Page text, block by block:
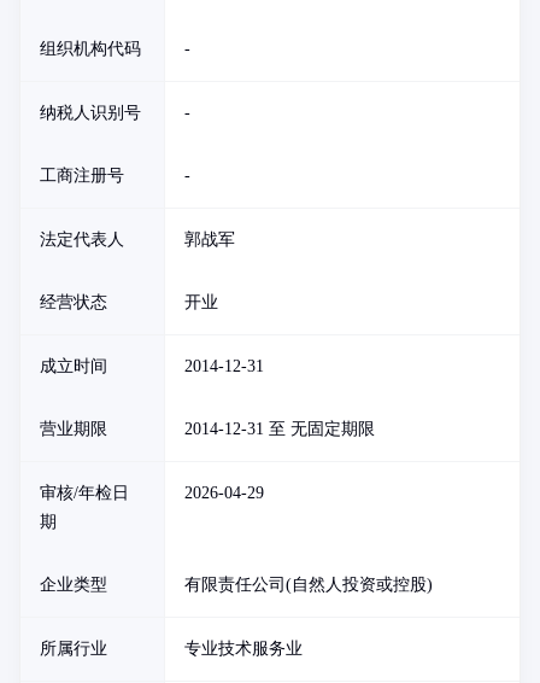
组织机构代码 -
纳税人识别号 -
工商注册号 -
法定代表人 郭战军
经营状态 开业
成立时间 2014-12-31
营业期限 2014-12-31 至 无固定期限
审核/年检日
期
2026-04-29
企业类型 有限责任公司(自然人投资或控股)
所属行业 专业技术服务业